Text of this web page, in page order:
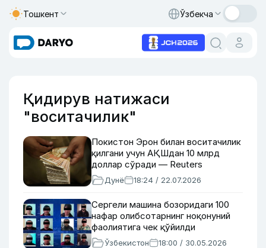
Тошкент Ўзбекча
Қидирув натижаси
"воситачилик"
Покистон Эрон билан воситачилик
қилгани учун АҚШдан 10 млрд
доллар сўради — Reuters
Дунё 18:24 / 22.07.2026
Сергели машина бозоридаги 100
нафар олибсотарнинг ноқонуний
фаолиятига чек қўйилди
Ўзбекистон 18:00 / 30.05.2026